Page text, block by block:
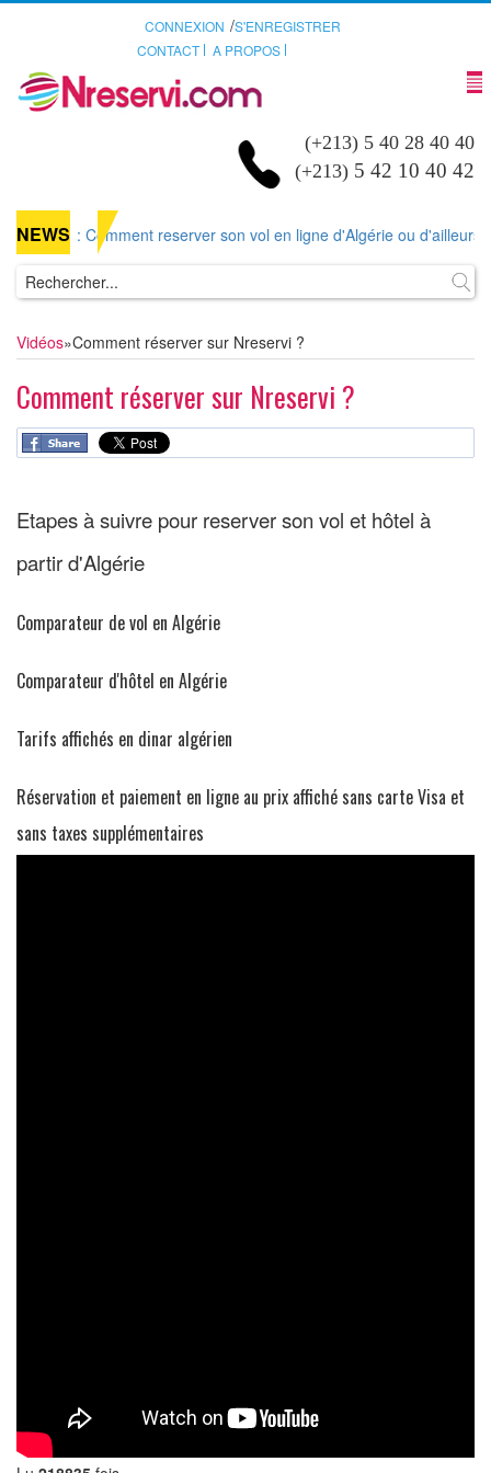
CONNEXION /S'ENREGISTRER
CONTACT
A PROPOS
(+213) 5 40 28 40 40
(+213) 5 42 10 40 42
NEWS
un- : Comment reserver son vol en ligne d'Algérie ou d'ailleurs
Vidéos»Comment réserver sur Nreservi ?
Comment réserver sur Nreservi ?
Etapes à suivre pour reserver son vol et hôtel à
partir d'Algérie
Comparateur de vol en Algérie
Comparateur d'hôtel en Algérie
Tarifs affichés en dinar algérien
Réservation et paiement en ligne au prix affiché sans carte Visa et
sans taxes supplémentaires